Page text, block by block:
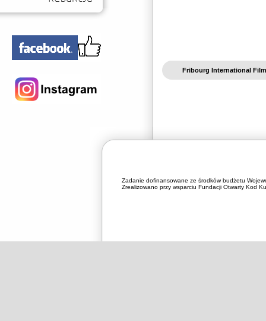
Fribourg International
Zadanie dofinansowane ze środków budżetu
Zrealizowano przy wsparciu Fundacji Otwarty Kod